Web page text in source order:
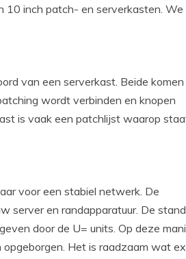
10 inch patch- en serverkasten. We
van een serverkast. Beide komen
wordt verbinden en knopen
is vaak een patchlijst waarop
voor een stabiel netwerk. De
server en randapparatuur. De
door de U= units. Op deze
Het is raadzaam wat